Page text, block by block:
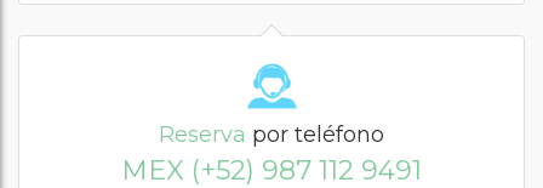
Reserva por teléfono
MEX (+52) 987 112 9491